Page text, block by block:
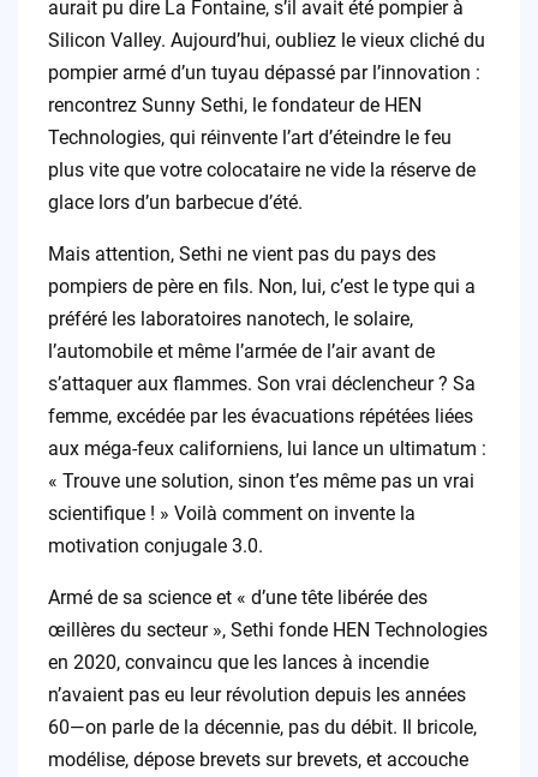
aurait pu dire La Fontaine, s’il avait été pompier à
Silicon Valley. Aujourd’hui, oubliez le vieux cliché du
pompier armé d’un tuyau dépassé par l’innovation :
rencontrez Sunny Sethi, le fondateur de HEN
Technologies, qui réinvente l’art d’éteindre le feu
plus vite que votre colocataire ne vide la réserve de
glace lors d’un barbecue d’été.
Mais attention, Sethi ne vient pas du pays des
pompiers de père en fils. Non, lui, c’est le type qui a
préféré les laboratoires nanotech, le solaire,
l’automobile et même l’armée de l’air avant de
s’attaquer aux flammes. Son vrai déclencheur ? Sa
femme, excédée par les évacuations répétées liées
aux méga-feux californiens, lui lance un ultimatum :
« Trouve une solution, sinon t’es même pas un vrai
scientifique ! » Voilà comment on invente la
motivation conjugale 3.0.
Armé de sa science et « d’une tête libérée des
œillères du secteur », Sethi fonde HEN Technologies
en 2020, convaincu que les lances à incendie
n’avaient pas eu leur révolution depuis les années
60—on parle de la décennie, pas du débit. Il bricole,
modélise, dépose brevets sur brevets, et accouche